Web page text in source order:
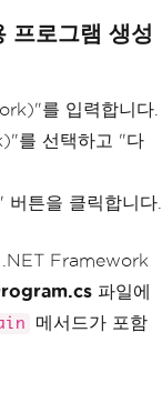
로그램 생성
를 입력합니다.
를 선택하고 "다
튼을 클릭합니다.
.NET Framework
파일에
메서드가 포함